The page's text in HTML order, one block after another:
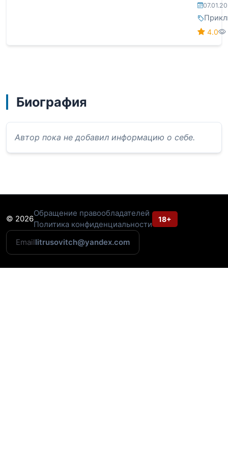
4.0
Биография
Автор пока не добавил информацию о себе.
© 2026
Обращение правообладателей
Политика конфиденциальности
18+
Emaillitrusovitch@yandex.com